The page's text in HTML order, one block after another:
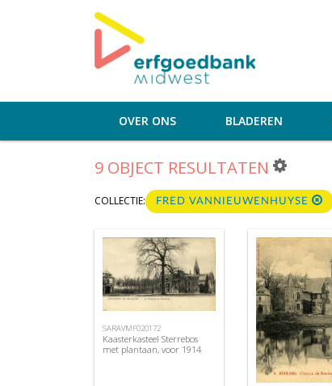
OVER ONS BLADEREN
9 OBJECT RESULTATEN
COLLECTIE: FRED VANNIEUWENHUYSE
SARAVMF020172
Kaasterkasteel Sterrebos
met plantaan, voor 1914